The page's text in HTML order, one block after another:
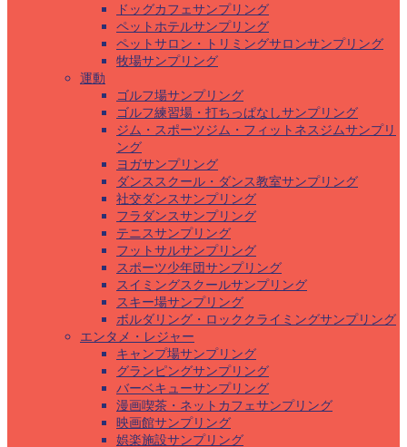
ドッグカフェサンプリング
ペットホテルサンプリング
ペットサロン・トリミングサロンサンプリング
牧場サンプリング
運動
ゴルフ場サンプリング
ゴルフ練習場・打ちっぱなしサンプリング
ジム・スポーツジム・フィットネスジムサンプリ
ング
ヨガサンプリング
ダンススクール・ダンス教室サンプリング
社交ダンスサンプリング
フラダンスサンプリング
テニスサンプリング
フットサルサンプリング
スポーツ少年団サンプリング
スイミングスクールサンプリング
スキー場サンプリング
ボルダリング・ロッククライミングサンプリング
エンタメ・レジャー
キャンプ場サンプリング
グランピングサンプリング
バーベキューサンプリング
漫画喫茶・ネットカフェサンプリング
映画館サンプリング
娯楽施設サンプリング